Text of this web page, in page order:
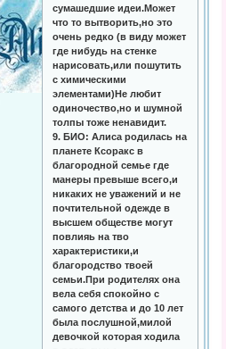
сумашедшие идеи.Может
что то вытворить,но это
очень редко (в виду может
где нибудь на стенке
нарисовать,или пошутить
с химическими
элементами)Не любит
одиночество,но и шумной
толпы тоже ненавидит.
9. БИО: Алиса родилась на
планете Ксоракс в
благородной семье где
манеры превыше всего,и
никаких не уважений и не
почтительной одежде в
высшем обществе могут
повлияь на тво
характеристики,и
благородство твоей
семьи.При родителях она
вела себя спокойно с
самого детства и до 10 лет
была послушной,милой
девочкой которая ходила